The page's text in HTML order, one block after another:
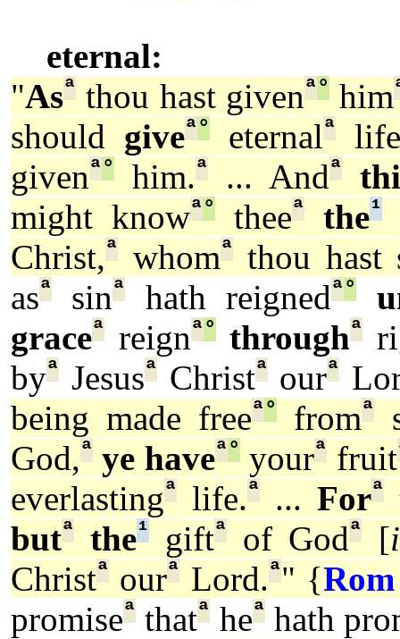
eternal:
"Asª thou hast givenª°him
should giveª° eternalª
life
givenª° him.ª ... Andª
might knowª° theeª the¹
Christ,ª whomª
thou hast
asª sinª hath reignedª°
graceª reignª° throughª
byª JesusªChristªourª
being made freeª° fromª
God,ª ye haveª°yourª fruit
everlastingª life.ª ...Forª
butª the¹ giftª of Godª [
Christª ourª Lord.ª" {
promiseª thatª heªhath